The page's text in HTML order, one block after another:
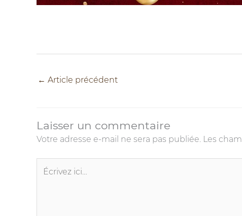
← Article précédent
Laisser un commentaire
Votre adresse e-mail ne sera pas publiée. Les
Écrivez